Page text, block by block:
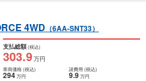
4WD （6AA-SNT33）
支払総額(税込)
303.9万円
車両価格(税込)
294万円
諸費用 (税込)
9.9 万円